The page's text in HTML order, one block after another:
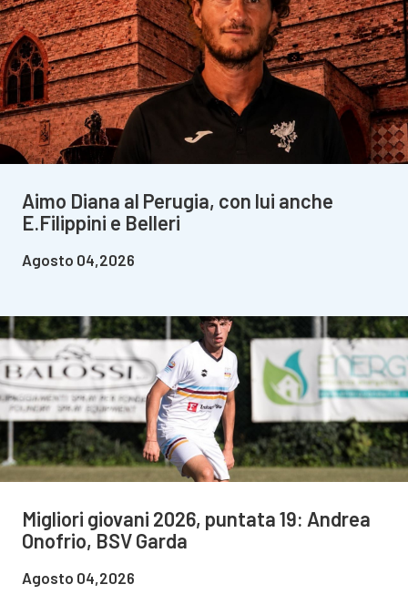
Aimo Diana al Perugia, con lui anche
E.Filippini e Belleri
Agosto 04,2026
Migliori giovani 2026, puntata 19: Andrea
Onofrio, BSV Garda
Agosto 04,2026